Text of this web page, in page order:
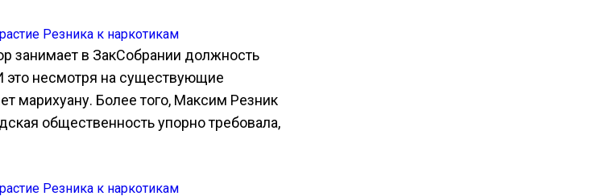
занимает в ЗакСобрании должность
это несмотря на существующие
марихуану. Более того, Максим Резник
общественность упорно требовала,